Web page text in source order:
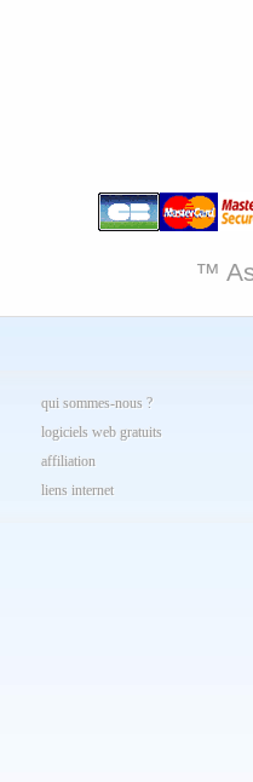
™
qui sommes-nous ?
logiciels web gratuits
affiliation
liens internet